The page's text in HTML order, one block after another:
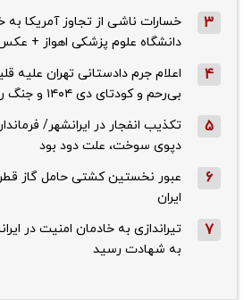
3
خسارات ناشی از تجاوز آمریکا به
دانشگاه علوم پزشکی اهواز +
4
اعلام جرم دادستانی تهران علیه
بی‌رحم و کودتای دی‌ ۱۴۰۴ و جنگ رمضان
5
تکذیب ‌انفجار در ایرانشهر/
دپوی سوخت، علت دود بود
6
عبور نخستین کشتی حامل گاز قطر
ایران
7
تیراندازی به خادمان امنیت در
به شهادت رسید